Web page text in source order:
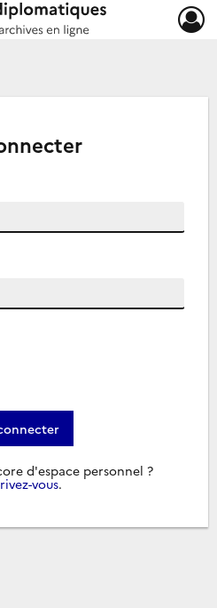
d'espace personnel ?
vous.